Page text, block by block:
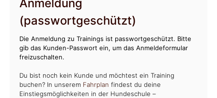
Anmeldung
(passwortgeschützt)
Die Anmeldung zu Trainings ist passwortgeschützt. Bitte
gib das Kunden-Passwort ein, um das Anmeldeformular
freizuschalten.
Du bist noch kein Kunde und möchtest ein Training
buchen? In unserem Fahrplan findest du deine
Einstiegsmöglichkeiten in der Hundeschule –